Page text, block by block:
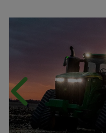
Anterior